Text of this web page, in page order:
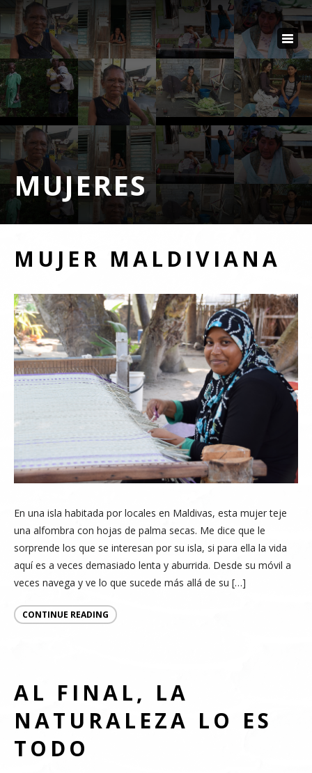
MUJERES
MUJER MALDIVIANA
En una isla habitada por locales en Maldivas, esta mujer teje
una alfombra con hojas de palma secas. Me dice que le
sorprende los que se interesan por su isla, si para ella la vida
aquí es a veces demasiado lenta y aburrida. Desde su móvil a
veces navega y ve lo que sucede más allá de su […]
CONTINUE READING
AL FINAL, LA
NATURALEZA LO ES
TODO